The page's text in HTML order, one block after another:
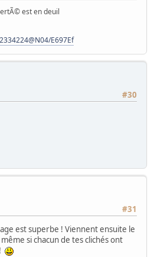
est en deuil
E697Ef
#30
#31
est superbe ! Viennent ensuite le
si chacun de tes clichés ont